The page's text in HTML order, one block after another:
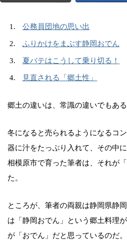
公務員団地の思い出
ふりかけをまぶす静岡おでん
夏バテはこうして乗り切る！
見直される「郷土性」
郷土の違いは、常識の違いでもある
冬になると売られるようになるコ
器に汁をたっぷり入れて、その中
相模原市で育った筆者は、それが
た。
ところが、筆者の両親は静岡県静
は「静岡おでん」という郷土料理
が「おでん」だと思っているのだ。